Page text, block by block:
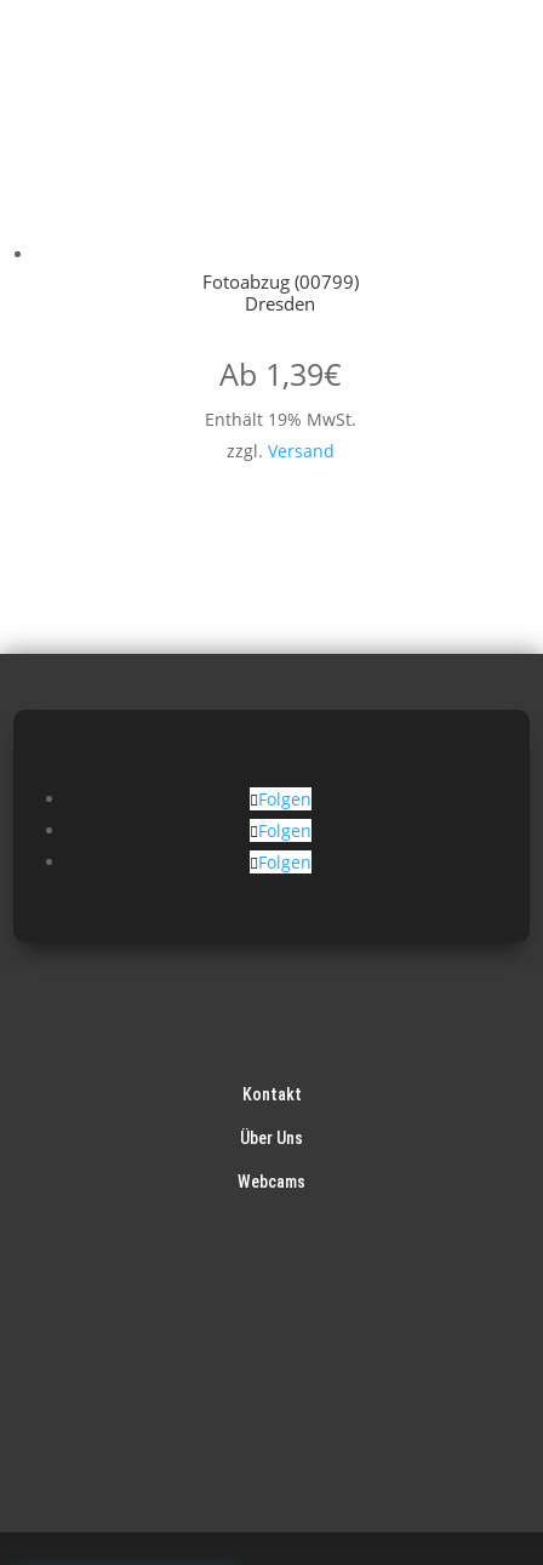
Fotoabzug (00799)
Dresden
Ab 1,39€
Enthält 19% MwSt.
zzgl. Versand
Folgen
Folgen
Folgen
Kontakt
Über Uns
Webcams